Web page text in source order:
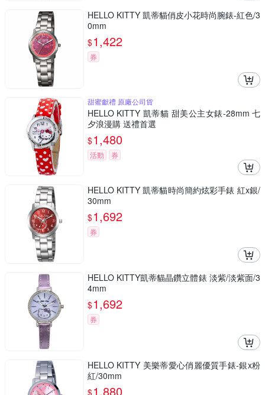
HELLO KITTY 凱蒂貓俏皮小花時尚腕錶-紅色/3
0mm
$1,422
券
甜蜜獻禮 原廠公司貨
HELLO KITTY 凱蒂貓 甜美公主女錶-28mm 七
夕浪漫購 送禮首選
$1,480
活動 券
HELLO KITTY 凱蒂貓時尚簡約炫彩手錶 紅x銀/
30mm
$1,692
券
HELLO KITTY凱蒂貓晶鑽立體錶 淡紫/淡紫面/3
4mm
$1,692
券
HELLO KITTY 美樂蒂愛心俏麗優質手錶-銀x粉
紅/30mm
$1,880